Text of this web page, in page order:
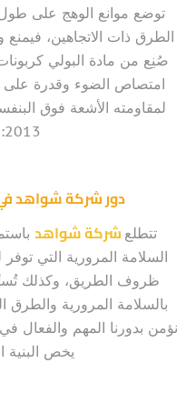
توضع موانع الوهج على
الطرق ذات الاتجاهين،
صُنِع من مادة البولي
امتصاص الضوء وقدرة على
لمقاومته الأشعة فوق
2013: 2-4892
دور شركة شواهد في
تتطلع شركة شواهد
السلامة المرورية التي
ظروف الطريق، وكذلك
بالسلامة المرورية
يخص البنية